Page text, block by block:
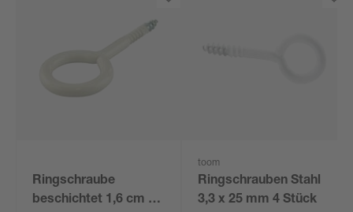
Ringschraube
beschichtet 1,6 cm 4
toom
Ringschrauben Stahl
3,3 x 25 mm 4 Stück